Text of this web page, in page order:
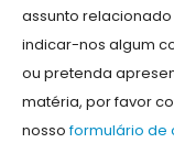
assunto
indicar-nos algum
ou pretenda
matéria, por favor
nossoformulário de